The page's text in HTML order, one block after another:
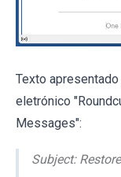
Texto
eletrónico
Messages":
Subject: